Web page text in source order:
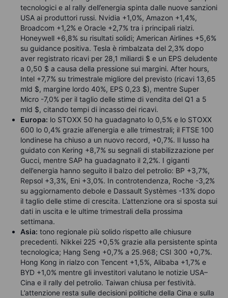
tecnologici e al rally dell’energia spinta dalle nuove sanzioni
USA ai produttori russi. Nvidia +1,0%, Amazon +1,4%,
Broadcom +1,2% e Oracle +2,7% tra i principali rialzi.
Honeywell +6,8% su risultati solidi; American Airlines +5,6%
su guidance positiva. Tesla è rimbalzata del 2,3% dopo
aver registrato ricavi per 28,1 miliardi $ e un EPS deludente
a 0,50 $ a causa della pressione sui margini. After hours,
Intel +7,7% su trimestrale migliore del previsto (ricavi 13,65
mld $, margine lordo 40%, EPS 0,23 $), mentre Super
Micro -7,0% per il taglio delle stime di vendita del Q1 a 5
mld $, citando tempi di incasso dei ricavi.
Europa: lo STOXX 50 ha guadagnato lo 0,5% e lo STOXX
600 lo 0,4% grazie all’energia e alle trimestrali; il FTSE 100
londinese ha chiuso a un nuovo record, +0,7%. Il lusso ha
guidato con Kering +8,7% su segnali di stabilizzazione per
Gucci, mentre SAP ha guadagnato il 2,2%. I giganti
dell’energia hanno seguito il balzo del petrolio: BP +3,7%,
Repsol +3,3%, Eni +3,0%. In controtendenza, Roche -3,2%
su aggiornamento debole e Dassault Systèmes -13% dopo
il taglio delle stime di crescita. L’attenzione ora si sposta sui
dati in uscita e le ultime trimestrali della prossima
settimana.
Asia: tono regionale più solido rispetto alle chiusure
precedenti. Nikkei 225 +0,5% grazie alla persistente spinta
tecnologica; Hang Seng +0,7% a 25.968; CSI 300 +0,7%.
Hong Kong in rialzo con Tencent +1,5%, Alibaba +1,7% e
BYD +1,0% mentre gli investitori valutano le notizie USA–
Cina e il rally del petrolio. Taiwan chiusa per festività.
L’attenzione resta sulle decisioni politiche della Cina e sulla